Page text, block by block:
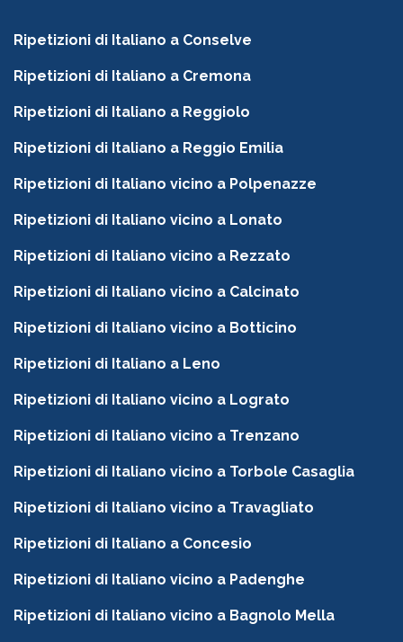
Ripetizioni di Italiano a Conselve
Ripetizioni di Italiano a Cremona
Ripetizioni di Italiano a Reggiolo
Ripetizioni di Italiano a Reggio Emilia
Ripetizioni di Italiano vicino a Polpenazze
Ripetizioni di Italiano vicino a Lonato
Ripetizioni di Italiano vicino a Rezzato
Ripetizioni di Italiano vicino a Calcinato
Ripetizioni di Italiano vicino a Botticino
Ripetizioni di Italiano a Leno
Ripetizioni di Italiano vicino a Lograto
Ripetizioni di Italiano vicino a Trenzano
Ripetizioni di Italiano vicino a Torbole Casaglia
Ripetizioni di Italiano vicino a Travagliato
Ripetizioni di Italiano a Concesio
Ripetizioni di Italiano vicino a Padenghe
Ripetizioni di Italiano vicino a Bagnolo Mella